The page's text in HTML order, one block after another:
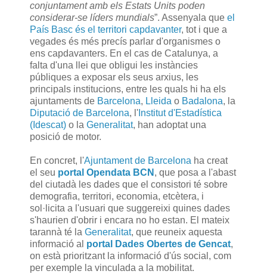
conjuntament amb els Estats Units poden
considerar-se líders mundials”. Assenyala que el
País Basc és el territori capdavanter, tot i que a
vegades és més precís parlar d'organismes o
ens capdavanters. En el cas de Catalunya, a
falta d'una llei que obligui les instàncies
públiques a exposar els seus arxius, les
principals institucions, entre les quals hi ha els
ajuntaments de Barcelona, Lleida o Badalona, la
Diputació de Barcelona, l' Institut d'Estadística
(Idescat) o la Generalitat, han adoptat una
posició de motor.
En concret, l'Ajuntament de Barcelona ha creat
el seu portal Opendata BCN , que posa a l'abast
del ciutadà les dades que el consistori té sobre
demografia, territori, economia, etcètera, i
sol·licita a l'usuari que suggereixi quines dades
s'haurien d'obrir i encara no ho estan. El mateix
tarannà té la Generalitat, que reuneix aquesta
informació al portal Dades Obertes de Gencat,
on està prioritzant la informació d'ús social, com
per exemple la vinculada a la mobilitat.